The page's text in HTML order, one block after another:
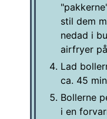
stil dem
nedad i
airfryer
Lad
ca. 45
Bollerne
i en